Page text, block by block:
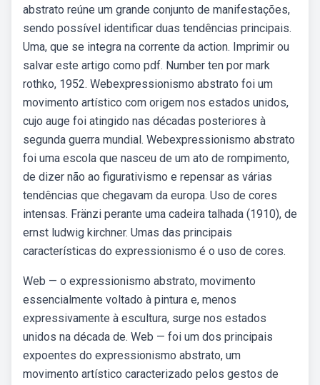
abstrato reúne um grande conjunto de manifestações,
sendo possível identificar duas tendências principais.
Uma, que se integra na corrente da action. Imprimir ou
salvar este artigo como pdf. Number ten por mark
rothko, 1952. Webexpressionismo abstrato foi um
movimento artístico com origem nos estados unidos,
cujo auge foi atingido nas décadas posteriores à
segunda guerra mundial. Webexpressionismo abstrato
foi uma escola que nasceu de um ato de rompimento,
de dizer não ao figurativismo e repensar as várias
tendências que chegavam da europa. Uso de cores
intensas. Fränzi perante uma cadeira talhada (1910), de
ernst ludwig kirchner. Umas das principais
características do expressionismo é o uso de cores.
Web — o expressionismo abstrato, movimento
essencialmente voltado à pintura e, menos
expressivamente à escultura, surge nos estados
unidos na década de. Web — foi um dos principais
expoentes do expressionismo abstrato, um
movimento artístico caracterizado pelos gestos de